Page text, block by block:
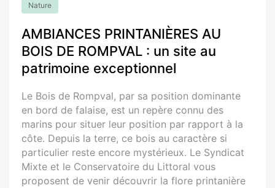
Nature
AMBIANCES PRINTANIÈRES AU
BOIS DE ROMPVAL : un site au
patrimoine exceptionnel
Le Bois de Rompval, par sa position dominante
en bord de falaise, est un repère connu des
marins pour situer leur position par rapport à la
côte. Depuis la terre, ce bois au caractère si
particulier reste encore mystérieux. Le Syndicat
Mixte et le Conservatoire du Littoral vous
proposent de venir découvrir la flore printanière